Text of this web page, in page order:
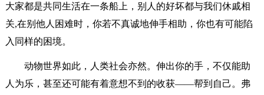
大家都是共同生活在一条船上，别人的好坏都与我们休戚相
关,在别他人困难时，你若不真诚地伸手相助，你也有可能陷
入同样的困境。
动物世界如此，人类社会亦然。伸出你的手，不仅能助
人为乐，甚至还可能有着意想不到的收获——帮到自己。弗